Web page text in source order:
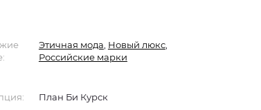
Этичная мода Новый люкс,
Российские марки
План Би Курск